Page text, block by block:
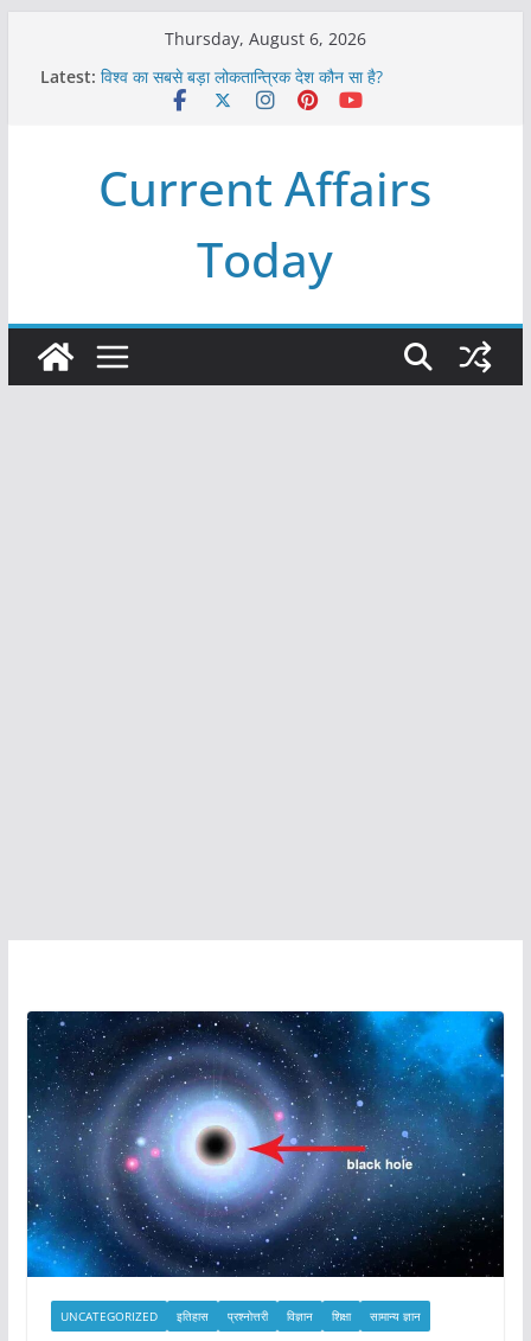
Thursday, August 6, 2026
Latest: विश्व का सबसे बड़ा लोकतान्त्रिक देश कौन सा है?
Refeeding Syndrome and its Management
विश्व में कितने प्रकार के शासन होते है?
Current Affairs
Today
UNCATEGORIZED इतिहास प्रश्नोत्तरी विज्ञान शिक्षा सामान्य ज्ञान